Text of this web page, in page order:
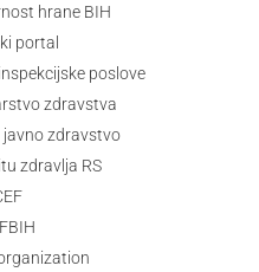
hrane BIH
portal
poslove
zdravstva
zdravstvo
zdravlja RS